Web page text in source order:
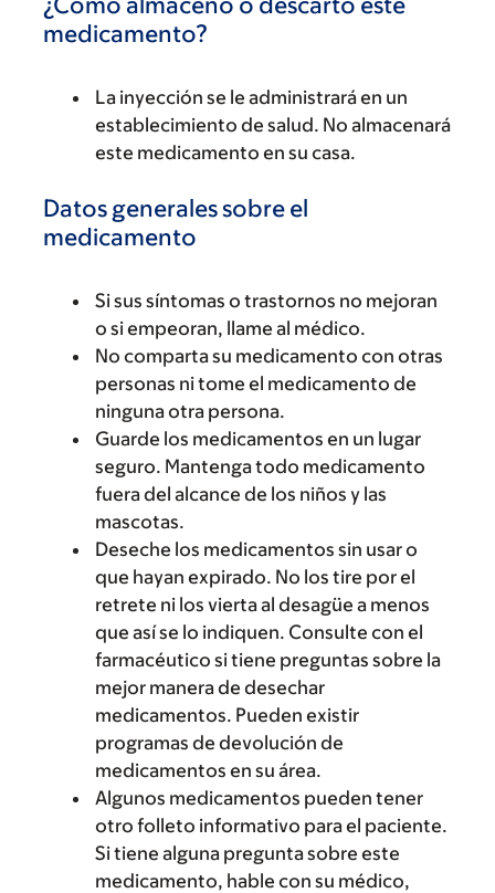
medicamento?
La inyección se le administrará en un
establecimiento de salud. No almacenará
este medicamento en su casa.
Datos generales sobre el
medicamento
Si sus síntomas o trastornos no mejoran
o si empeoran, llame al médico.
No comparta su medicamento con otras
personas ni tome el medicamento de
ninguna otra persona.
Guarde los medicamentos en un lugar
seguro. Mantenga todo medicamento
fuera del alcance de los niños y las
mascotas.
Deseche los medicamentos sin usar o
que hayan expirado. No los tire por el
retrete ni los vierta al desagüe a menos
que así se lo indiquen. Consulte con el
farmacéutico si tiene preguntas sobre la
mejor manera de desechar
medicamentos. Pueden existir
programas de devolución de
medicamentos en su área.
Algunos medicamentos pueden tener
otro folleto informativo para el paciente.
Si tiene alguna pregunta sobre este
medicamento, hable con su médico,